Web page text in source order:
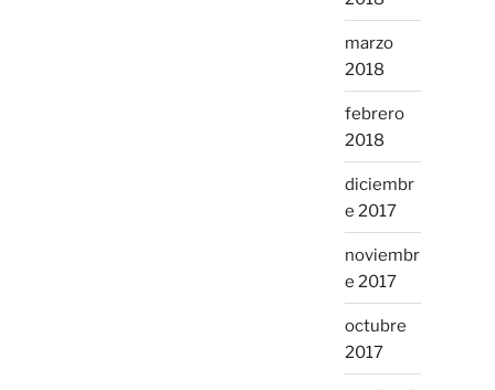
marzo
2018
febrero
2018
diciembr
e 2017
noviembr
e 2017
octubre
2017